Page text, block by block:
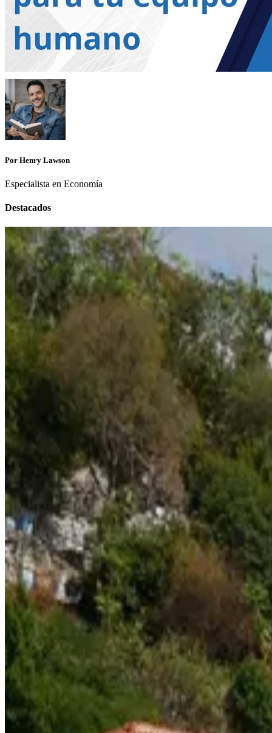
Por Henry Lawson
Especialista en Economía
Destacados